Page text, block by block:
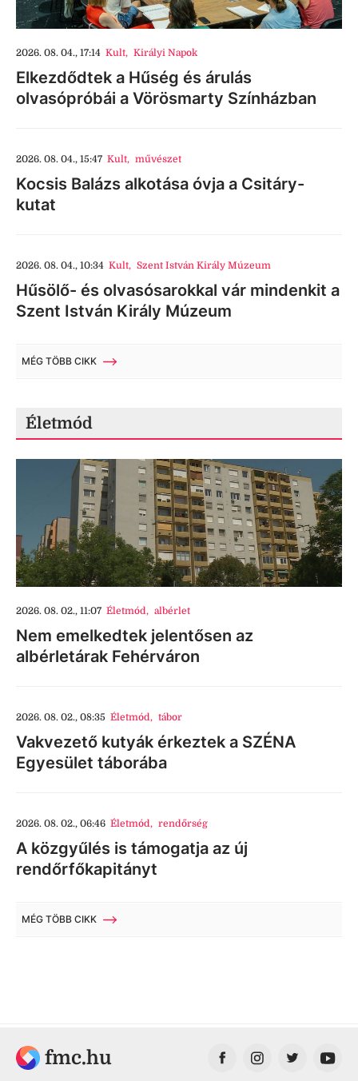
2026. 08. 04., 17:14 Kult, Királyi Napok
Elkezdődtek a Hűség és árulás
olvasópróbái a Vörösmarty Színházban
2026. 08. 04., 15:47 Kult, művészet
Kocsis Balázs alkotása óvja a Csitáry-
kutat
2026. 08. 04., 10:34 Kult, Szent István Király Múzeum
Hűsölő- és olvasósarokkal vár mindenkit a
Szent István Király Múzeum
MÉG TÖBB CIKK
Életmód
2026. 08. 02., 11:07 Életmód, albérlet
Nem emelkedtek jelentősen az
albérletárak Fehérváron
2026. 08. 02., 08:35 Életmód, tábor
Vakvezető kutyák érkeztek a SZÉNA
Egyesület táborába
2026. 08. 02., 06:46 Életmód, rendőrség
A közgyűlés is támogatja az új
rendőrfőkapitányt
MÉG TÖBB CIKK
fmc.hu